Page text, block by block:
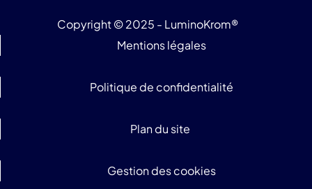
Copyright © 2025 - LuminoKrom®
Mentions légales
Politique de confidentialité
Plan du site
Gestion des cookies